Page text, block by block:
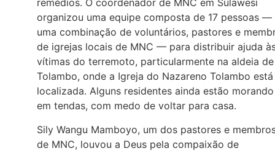
remédios. O coordenador de MNC em Sulawesi
organizou uma equipe composta de 17 pessoas —
uma combinação de voluntários, pastores e
de igrejas locais de MNC — para distribuir ajuda
vítimas do terremoto, particularmente na aldeia de
Tolambo, onde a Igreja do Nazareno Tolambo está
localizada. Alguns residentes ainda estão morando
em tendas, com medo de voltar para casa.
Sily Wangu Mamboyo, um dos pastores e
de MNC, louvou a Deus pela compaixão de